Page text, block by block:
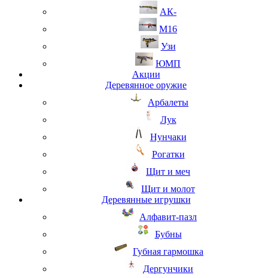
АК-
М16
Узи
ЮМП
Акции
Деревянное оружие
Арбалеты
Лук
Нунчаки
Рогатки
Щит и меч
Щит и молот
Деревянные игрушки
Алфавит-пазл
Бубны
Губная гармошка
Дергунчики